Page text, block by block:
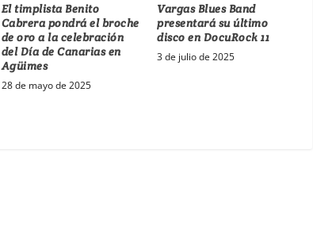
El timplista Benito
Cabrera pondrá el broche
de oro a la celebración
del Día de Canarias en
Agüimes
28 de mayo de 2025
Vargas Blues Band
presentará su último
disco en DocuRock 11
3 de julio de 2025